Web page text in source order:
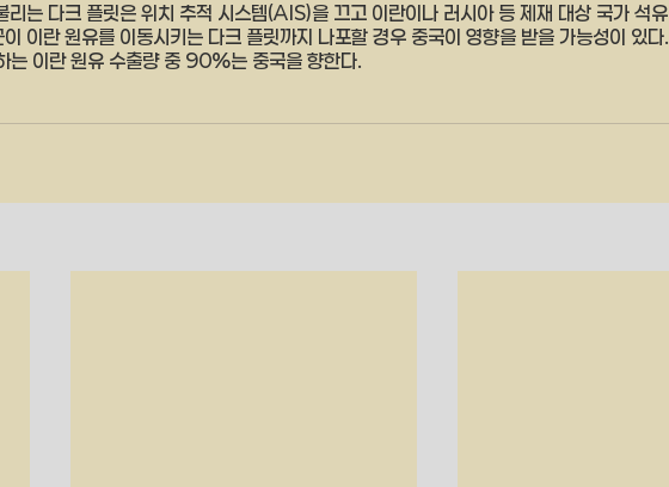
리는 다크 플릿은 위치 추적 시스템(AIS)을 끄고 이란이나 러시아 등 제재 대상 국가 석유
이란 원유를 이동시키는 다크 플릿까지 나포할 경우 중국이 영향을 받을 가능성이 있다.
이란 원유 수출량 중 90%는 중국을 향한다.